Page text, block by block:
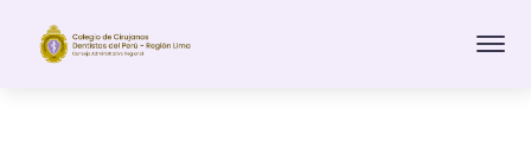
Colegiatura